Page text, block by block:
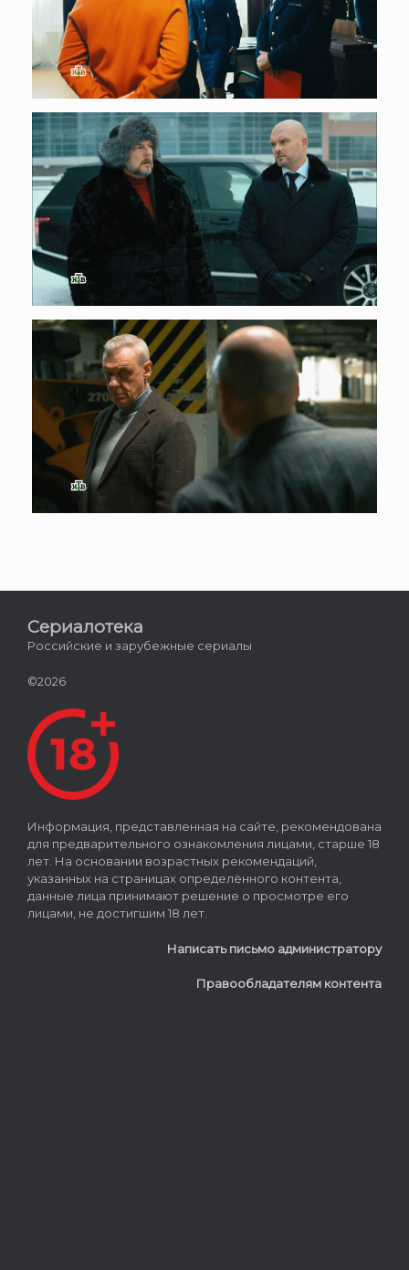
Сериалотека
Российские и зарубежные сериалы
©2026
Информация, представленная на сайте, рекомендована
для предварительного ознакомления лицами, старше 18
лет. На основании возрастных рекомендаций,
указанных на страницах определённого контента,
данные лица принимают решение о просмотре его
лицами, не достигшим 18 лет.
Написать письмо администратору
Правообладателям контента